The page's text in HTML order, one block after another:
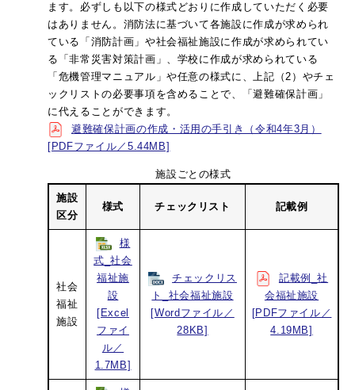
ます。必ずしも以下の様式どおりに作成していただく必要
はありません。消防法に基づいて各施設に作成が求められ
ている「消防計画」や社会福祉施設に作成が求められてい
る「非常災害対策計画」、学校に作成が求められている
「危機管理マニュアル」や任意の様式に、上記（2）やチェ
ックリストの必要事項を含めることで、「避難確保計画」
に代えることができます。
避難確保計画の作成・活用の手引き（令和4年3月）
[PDFファイル／5.44MB]
施設ごとの様式
施設
区分
様式 チェックリスト 記載例
社会
福祉
施設
様
式_社会
福祉施
設
[Excel
ファイ
ル／
1.7MB]
チェックリス
ト_社会福祉施設
[Wordファイル／
28KB]
記載例_社
会福祉施設
[PDFファイル／
4.19MB]